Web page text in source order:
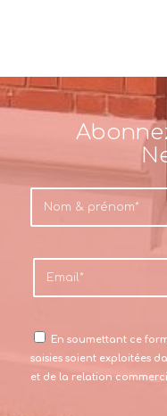
En soumettant ce
saisies soient exploitées
et de la relation